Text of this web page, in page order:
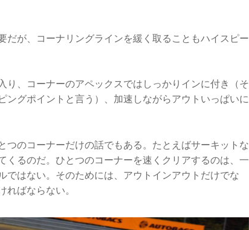
だが、コーナリングラインを緩く取ることもハイスピー
り、コーナーのアペックスではしっかりインに付き（そ
ングポイントと言う）、加速しながらアウトいっぱいに
つのコーナーだけの話でもある。たとえばサーキットな
くるのだ。ひとつのコーナーを速くクリアするのは、一
ではない。そのためには、アウトインアウトだけでな
ればならない。